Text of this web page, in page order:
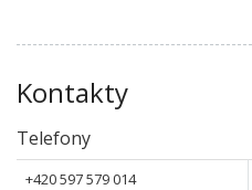
Kontakty
Telefony
+420 597 579 014